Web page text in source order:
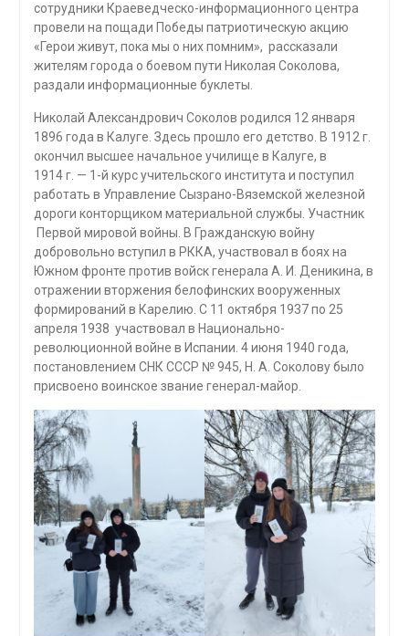
сотрудники Краеведческо-информационного центра
провели на пощади Победы патриотическую акцию
«Герои живут, пока мы о них помним», рассказали
жителям города о боевом пути Николая Соколова,
раздали информационные буклеты.
Николай Александрович Соколов родился 12 января
1896 года в Калуге. Здесь прошло его детство. В 1912 г.
окончил высшее начальное училище в Калуге, в
1914 г. — 1-й курс учительского института и поступил
работать в Управление Сызрано-Вяземской железной
дороги конторщиком материальной службы. Участник
Первой мировой войны. В Гражданскую войну
добровольно вступил в РККА, участвовал в боях на
Южном фронте против войск генерала А. И. Деникина, в
отражении вторжения белофинских вооруженных
формирований в Карелию. С 11 октября 1937 по 25
апреля 1938 участвовал в Национально-
революционной войне в Испании. 4 июня 1940 года,
постановлением СНК СССР № 945, Н. А. Соколову было
присвоено воинское звание генерал-майор.